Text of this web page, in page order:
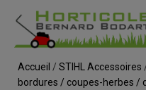
Accueil / STIHL Accessoires
bordures / coupes-herbes /